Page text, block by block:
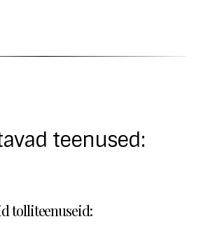
teenused:
tolliteenuseid: